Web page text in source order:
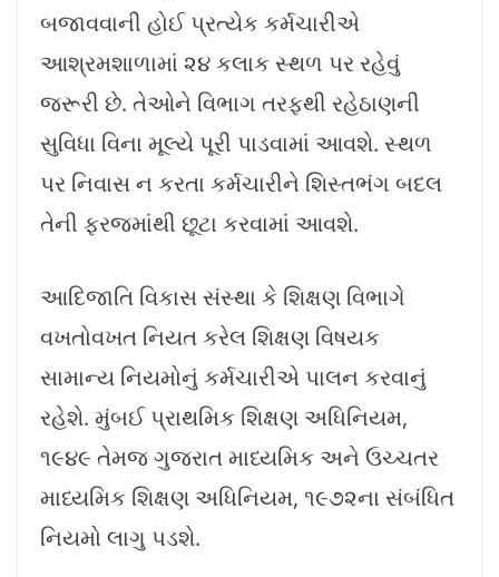
બજાવવાની હોઈ પ્રત્યેક કર્મચારીએ
આશ્રમશાળામાં ૨૪ કલાક સ્થળ પર રહેવું
જરૂરી છે. તેઓને વિભાગ તરફથી રહેઠાણની
સુવિધા વિના મૂલ્યે પૂરી પાડવામાં આવશે. સ્થળ
પર નિવાસ ન કરતા કર્મચારીને શિસ્તભંગ બદલ
તેની ફરજમાંથી છૂટા કરવામાં આવશે.
આદિજાતિ વિકાસ સંસ્થા કે શિક્ષણ વિભાગે
વખતોવખત નિયત કરેલ શિક્ષણ વિષયક
સામાન્ય નિયમોનું કર્મચારીએ પાલન કરવાનું
રહેશે. મુંબઈ પ્રાથમિક શિક્ષણ અધિનિયમ,
૧૯૪૯ તેમજ ગુજરાત માધ્યમિક અને ઉચ્ચતર
માધ્યમિક શિક્ષણ અધિનિયમ, ૧૯૭૨ના સંબંધિત
નિયમો લાગુ પડશે.